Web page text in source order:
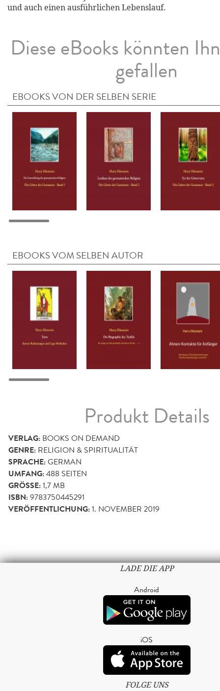
und auch einen ausführlichen Lebenslauf.
Diese eBooks könnten
gefallen
EBOOKS VON DER SELBEN SERIE
EBOOKS VOM SELBEN AUTOR
Produkt Details
VERLAG: BOOKS ON DEMAND
GENRE: RELIGION & SPIRITUALITÄT
SPRACHE:GERMAN
UMFANG:488 SEITEN
GRÖSSE: 1,7 MB
ISBN:9783750445291
VERÖFFENTLICHUNG:1. NOVEMBER 2019
LADE DIE APP
Android
iOS
FOLGE UNS